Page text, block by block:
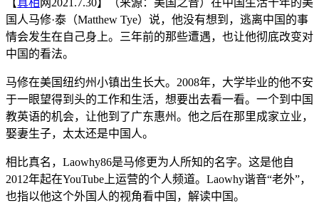
国人马修·泰（Matthew Tye）说，他没有想到，逃离中国的事
情会发生在自己身上。三年前的那些遭遇，也让他彻底改变对
中国的看法。
马修在美国纽约州小镇出生长大。2008年，大学毕业的他不安
于一眼望得到头的工作和生活，想要出去看一看。一个到中国
教英语的机会，让他到了广东惠州。他之后在那里成家立业，
娶妻生子，太太还是中国人。
相比真名，Laowhy86是马修更为人所知的名字。这是他自
2012年起在YouTube上运营的个人频道。Laowhy谐音“老外”，
也指以他这个外国人的视角看中国，解读中国。